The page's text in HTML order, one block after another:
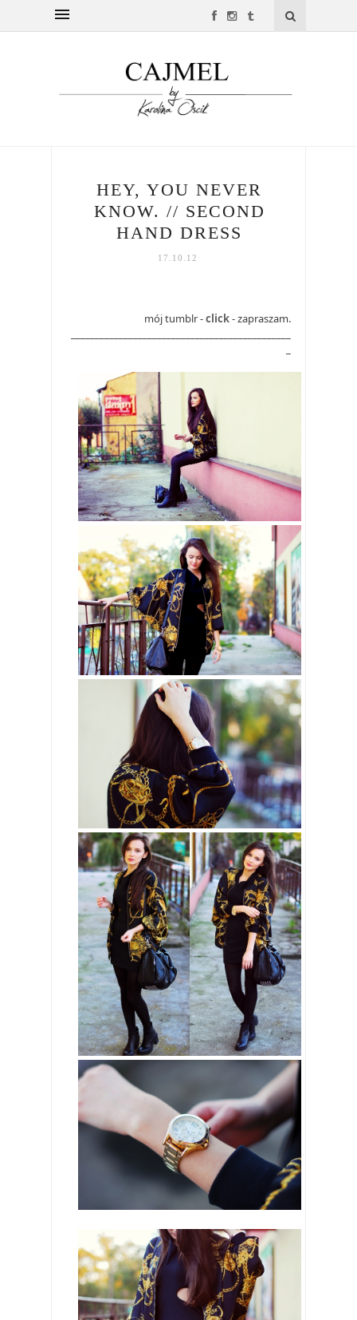
HEY, YOU NEVER
KNOW. // SECOND
HAND DRESS
17.10.12
mój tumblr -click- zapraszam.